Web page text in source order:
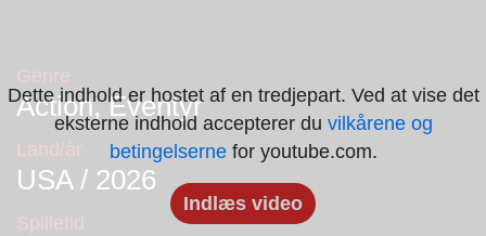
Dette indhold er hostet af en tredjepart. Ved at vise det
eksterne indhold accepterer du vilkårene og
betingelsernefor youtube.com.
Indlæs video
Genre
Action, Eventyr
Land/år
USA / 2026
Spilletid